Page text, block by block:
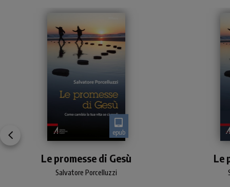
epub
alcune promesse rivolte da
Gesù ai suoi discepoli
Salvatore Porcelluzzi
Le promesse di Gesù Le